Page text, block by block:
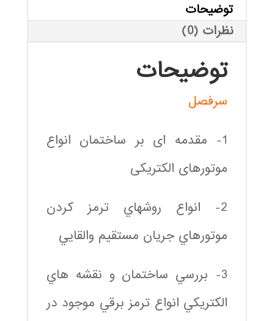
توضیحات
نظرات (0)
توضیحات
سرفصل
1- مقدمه ای بر ساختمان انواع
موتورهای الکتریکی
2- انواع روشهاي ترمز كردن
موتورهاي جریان مستقیم والقايي
3- بررسي ساختمان و نقشه هاي
الكتريكي انواع ترمز برقي موجود در